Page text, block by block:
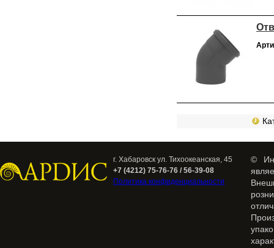
г. Хабаровск ул. Тихоокеанская, 45
+7 (4212) 75-76-76 / 56-39-08
Политика конфиденциальности
©